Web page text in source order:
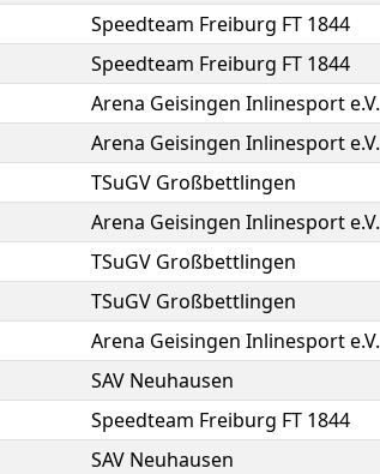
Speedteam Freiburg FT 1844
Speedteam Freiburg FT 1844
Arena Geisingen Inlinesport e.V.
Arena Geisingen Inlinesport e.V.
TSuGV Großbettlingen
Arena Geisingen Inlinesport e.V.
TSuGV Großbettlingen
TSuGV Großbettlingen
Arena Geisingen Inlinesport e.V.
SAV Neuhausen
Speedteam Freiburg FT 1844
SAV Neuhausen